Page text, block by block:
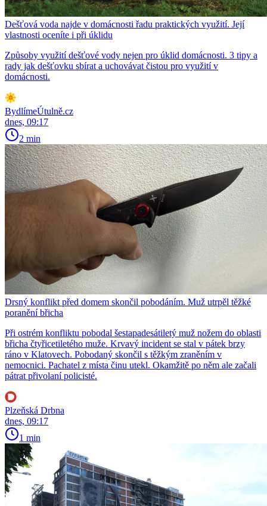
Dešťová voda najde v domácnosti řadu praktických využití. Její
vlastnosti oceníte i při úklidu
Způsoby využití dešťové vody nejen pro úklid domácnosti. 3 tipy a
rady jak dešťovku sbírat a uchovávat čistou pro využití v
domácnosti.
BydlímeÚtulně.cz
dnes, 09:17
2 min
Drsný konflikt před domem skončil pobodáním. Muž utrpěl těžké
poranění břicha
Při ostrém konfliktu pobodal šestapadesátiletý muž nožem do oblasti
břicha čtyřicetiletého muže. Krvavý incident se stal v pátek brzy
ráno v Klatovech. Pobodaný skončil s těžkým zraněním v
nemocnici. Pachatel z místa činu utekl. Okamžitě po něm ale začali
pátrat přivolaní policisté.
Plzeňská Drbna
dnes, 09:17
1 min